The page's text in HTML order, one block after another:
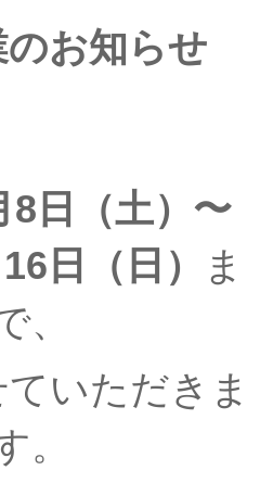
のお知らせ
8日（土）〜
日（日）
ま
、
いただきま
。